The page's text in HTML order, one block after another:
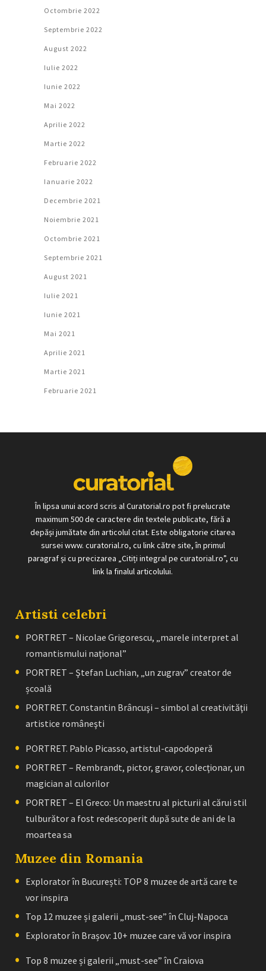
Octombrie 2022
Septembrie 2022
August 2022
Iulie 2022
Iunie 2022
Mai 2022
Aprilie 2022
Martie 2022
Februarie 2022
Ianuarie 2022
Decembrie 2021
Noiembrie 2021
Octombrie 2021
Septembrie 2021
August 2021
Iulie 2021
Iunie 2021
Mai 2021
Aprilie 2021
Martie 2021
Februarie 2021
În lipsa unui acord scris al Curatorial.ro pot fi prelucrate
maximum 500 de caractere din textele publicate, fără a
depăși jumătate din articolul citat. Este obligatorie citarea
sursei www. curatorial.ro, cu link către site, în primul
paragraf și cu precizarea „Citiți integral pe curatorial.ro”, cu
link la finalul articolului.
Artisti celebri
PORTRET – Nicolae Grigorescu, „marele interpret al
romantismului naţional”
PORTRET – Ştefan Luchian, „un zugrav” creator de
școală
PORTRET. Constantin Brâncuşi – simbol al creativităţii
artistice româneşti
PORTRET. Pablo Picasso, artistul-capodoperă
PORTRET – Rembrandt, pictor, gravor, colecţionar, un
magician al culorilor
PORTRET – El Greco: Un maestru al picturii al cărui stil
tulburător a fost redescoperit după sute de ani de la
moartea sa
Muzee din Romania
Explorator în București: TOP 8 muzee de artă care te
vor inspira
Top 12 muzee și galerii „must-see” în Cluj-Napoca
Explorator în Brașov: 10+ muzee care vă vor inspira
Top 8 muzee și galerii „must-see” în Craiova